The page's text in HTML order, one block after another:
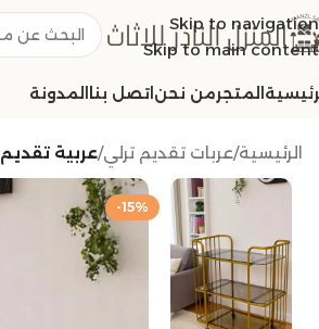
Skip to navigation
Skip to main content
المتجرمن نحن اتصل بنا المدونة
الرئيسية/عربات تقديم ترلي/عربية تقديم 3 دور حديد ذهبي سطح زجاج بني شفاف
-15%